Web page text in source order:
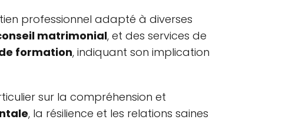
professionnel adapté à diverses
matrimonial, et des services de
formation, indiquant son implication
sur la compréhension et
, la résilience et les relations saines